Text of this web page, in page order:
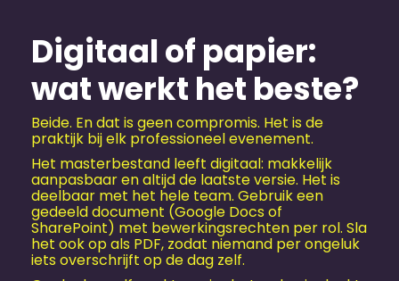
Digitaal of papier:
wat werkt het beste?
Beide. En dat is geen compromis. Het is de
praktijk bij elk professioneel evenement.
Het masterbestand leeft digitaal: makkelijk
aanpasbaar en altijd de laatste versie. Het is
deelbaar met het hele team. Gebruik een
gedeeld document (Google Docs of
SharePoint) met bewerkingsrechten per rol. Sla
het ook op als PDF, zodat niemand per ongeluk
iets overschrijft op de dag zelf.